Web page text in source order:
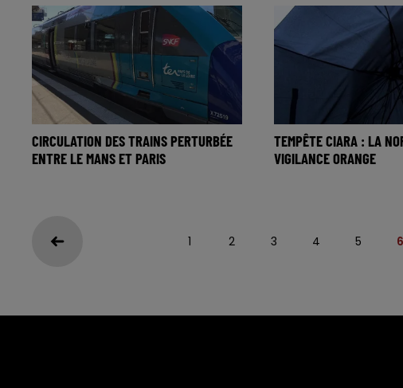
CIRCULATION DES TRAINS PERTURBÉE
ENTRE LE MANS ET PARIS
TEMPÊTE CIARA : LA
VIGILANCE ORANGE
1 2 3 4 5 6